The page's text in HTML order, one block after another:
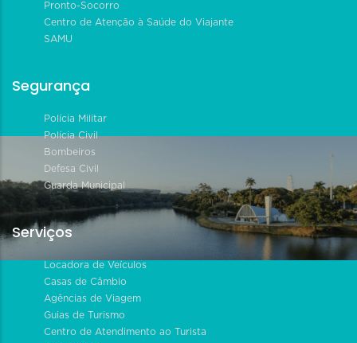
Pronto-Socorro
Centro de Atenção à Saúde do Viajante
SAMU
Segurança
Polícia Militar
Polícia Civil
Bombeiros
Defesa Civil
Guarda Municipal
Serviços
Locadora de Veículos
Casas de Câmbio
Agências de Viagem
Guias de Turismo
Centro de Atendimento ao Turista